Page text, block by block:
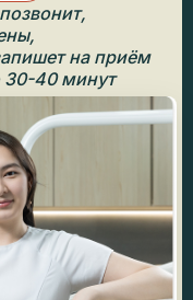
на приём
30-40 минут